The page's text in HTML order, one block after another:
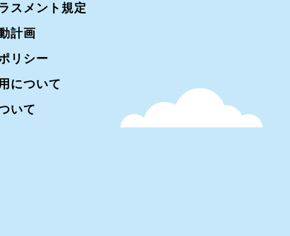
スメント規定
計画
リシー
について
いて